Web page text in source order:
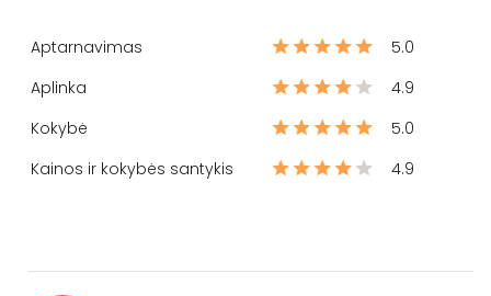
Aptarnavimas
5.0
Aplinka
4.9
Kokybė
5.0
Kainos ir kokybės santykis
4.9